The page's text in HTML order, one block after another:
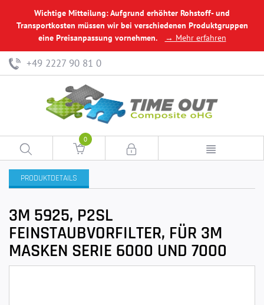
Wichtige Mitteilung: Aufgrund erhöhter Rohstoff- und
Transportkosten müssen wir bei verschiedenen Produktgruppen
eine Preisanpassung vornehmen.
→ Mehr erfahren
+49 2227 90 81 0
0
PRODUKTDETAILS
3M 5925, P2SL
FEINSTAUBVORFILTER, FÜR 3M
MASKEN SERIE 6000 UND 7000